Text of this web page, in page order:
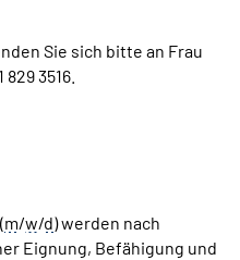
Sie sich bitte an Frau
3516.
m/w/d) werden nach
Eignung, Befähigung und